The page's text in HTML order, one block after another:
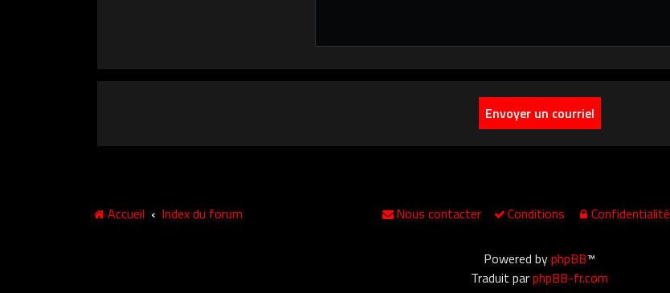
Accueil Index du forum Confidentialité
Conditions
Nous contacter
Powered byphpBB™
Traduit parphpBB-fr.com